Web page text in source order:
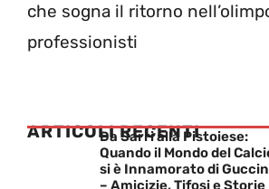
che sogna il ritorno
professionisti
ARTICOLI RECENTI
Da Sarri alla Pistoiese:
Quando il Mondo del
si è Innamorato di
– Amicizie, Tifosi e Storie